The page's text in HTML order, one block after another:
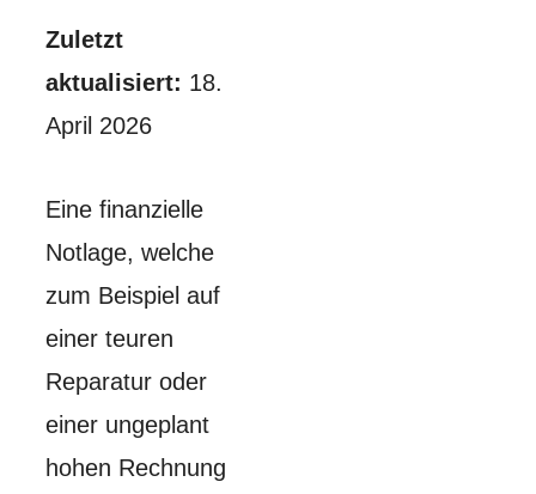
Zuletzt
aktualisiert: 18.
April 2026
Eine finanzielle
Notlage, welche
zum Beispiel auf
einer teuren
Reparatur oder
einer ungeplant
hohen Rechnung